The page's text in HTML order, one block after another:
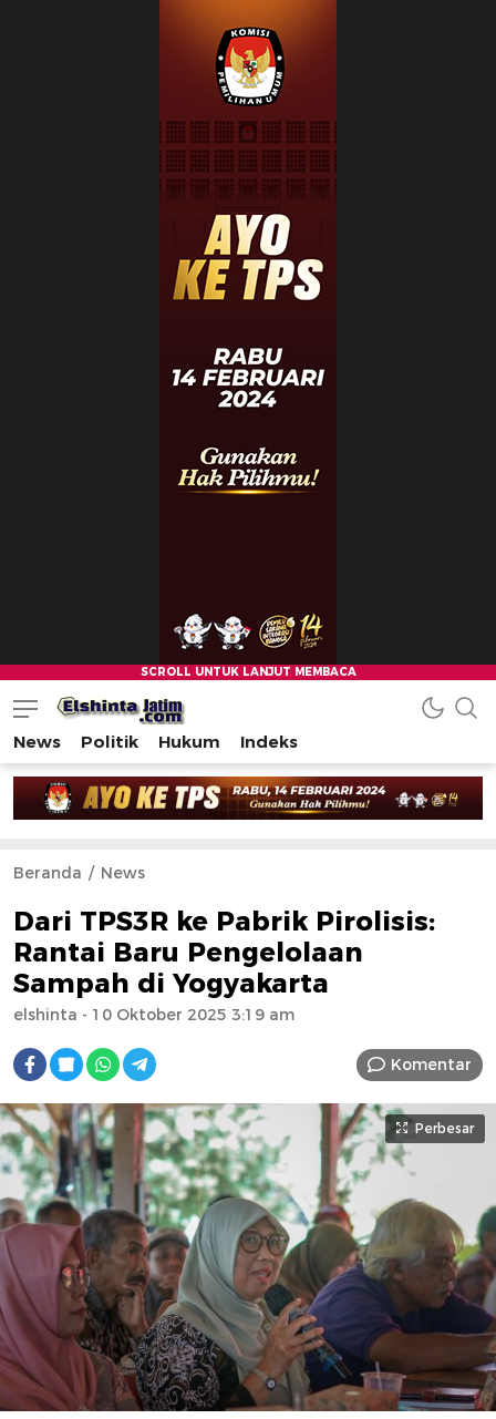
News Politik Hukum Indeks
Beranda News
Dari TPS3R ke Pabrik Pirolisis:
Rantai Baru Pengelolaan
Sampah di Yogyakarta
elshinta - 10 Oktober 2025 3:19 am
Komentar
Perbesar